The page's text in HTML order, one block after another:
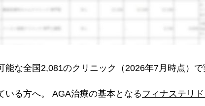
能な全国2,081のクリニック（2026年7月時点）
いる方へ。 AGA治療の基本となる フィナステリ